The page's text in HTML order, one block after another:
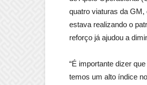
quatro viaturas da
estava realizando o
reforço já ajudou a
“É importante dizer
temos um alto índice